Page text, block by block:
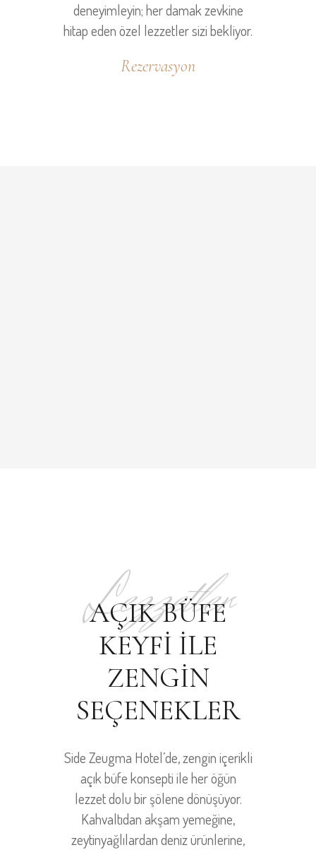
deneyimleyin; her damak zevkine
hitap eden özel lezzetler sizi bekliyor.
Rezervasyon
Lezzetler
AÇIK BÜFE
KEYFI ILE
ZENGIN
SEÇENEKLER
Side Zeugma Hotel’de, zengin içerikli
açık büfe konsepti ile her öğün
lezzet dolu bir şölene dönüşüyor.
Kahvaltıdan akşam yemeğine,
zeytinyağlılardan deniz ürünlerine,